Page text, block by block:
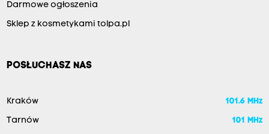
Darmowe ogłoszenia
Sklep z kosmetykami tolpa.pl
POSŁUCHASZ NAS
Kraków 101.6 MHz
Tarnów 101 MHz